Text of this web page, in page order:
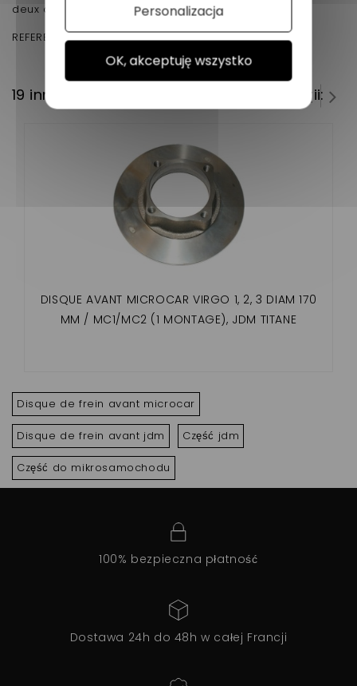
deux ainsi que les roulement de roue .
REFERENCE D'ORIGINE :1003466 / 103015
19 innych produktów w tej samej kategorii:
DISQUE AVANT MICROCAR VIRGO 1, 2, 3 DIAM 170
MM / MC1/MC2 (1 MONTAGE), JDM TITANE
Disque de frein avant microcar
Disque de frein avant jdm Część jdm
Część do mikrosamochodu
100% bezpieczna płatność
Dostawa 24h do 48h w całej Francji
OK, akceptuję wszystko
Personalizacja